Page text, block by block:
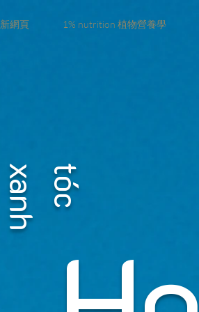
新網頁 1% nutrition 植物營養學
t
ó
c
x
a
n
h
s
ố
n